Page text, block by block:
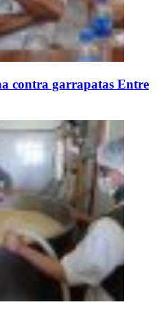
contra garrapatas Entre